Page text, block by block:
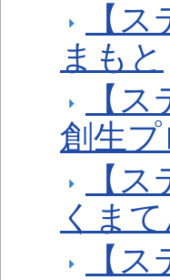
【
まもと
【
創生プ
【
くま
【